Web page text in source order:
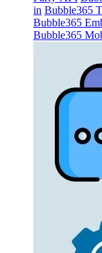
in Bubble365
Bubble365
Bubble365